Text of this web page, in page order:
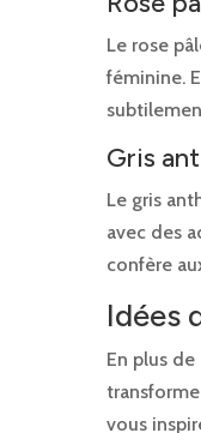
Le rose
féminine.
Gris
Le gris
avec des
confère
Idées
En plus
vous